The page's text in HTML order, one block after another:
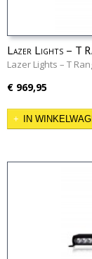
Lazer Lights – T
Lazer Lights – T
€ 969,95
IN